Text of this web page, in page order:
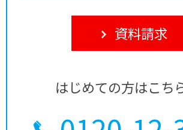
資料請求
はじめての方はこち